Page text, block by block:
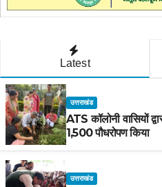
Latest
उत्तराखंड
ATS कॉलोनी वासियों
1,500 पौधरोपण किया
उत्तराखंड